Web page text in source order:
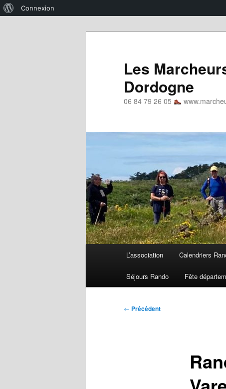
Connexion
Les
Dordogne
06 84 79 26 05
L’association Calendriers
Séjours Rando Fête
Navigation
← Précédent